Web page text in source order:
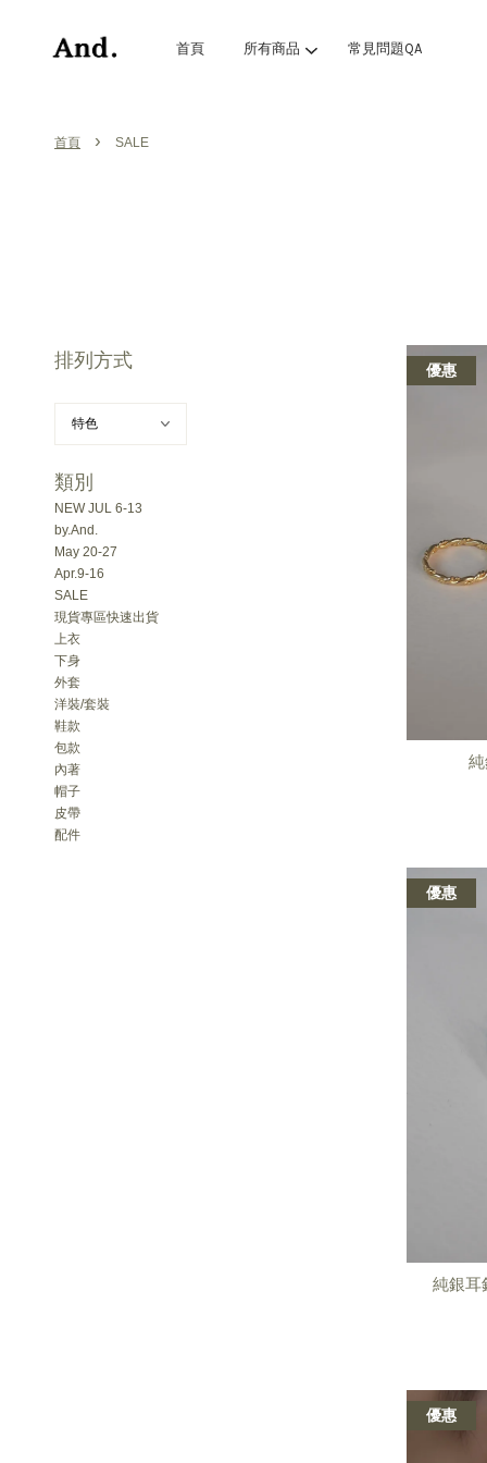
首頁 所有商品 常見問題QA
首頁 › SALE
排列方式
類別
NEW JUL 6-13
by.And.
May 20-27
Apr.9-16
SALE
現貨專區快速出貨
上衣
下身
外套
洋裝/套裝
鞋款
包款
內著
帽子
皮帶
配件
優惠
優惠
純銀耳
優惠